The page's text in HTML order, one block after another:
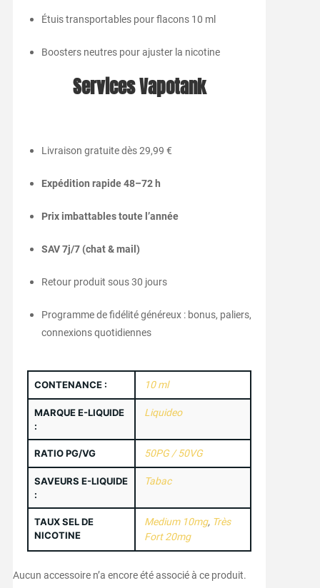
Étuis transportables pour flacons 10 ml
Boosters neutres pour ajuster la nicotine
Services Vapotank
Livraison gratuite dès 29,99 €
Expédition rapide 48–72 h
Prix imbattables toute l’année
SAV 7j/7 (chat & mail)
Retour produit sous 30 jours
Programme de fidélité généreux : bonus, paliers,
connexions quotidiennes
CONTENANCE : 10 ml
MARQUE E-LIQUIDE
:
Liquideo
RATIO PG/VG 50PG / 50VG
SAVEURS E-LIQUIDE
:
Tabac
TAUX SEL DE
NICOTINE
Medium 10mg, Très
Fort 20mg
Aucun accessoire n’a encore été associé à ce produit.